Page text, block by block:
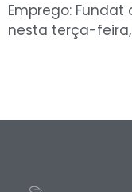
Emprego:
nesta terça-